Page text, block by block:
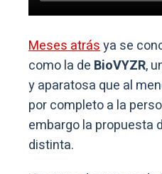
Meses atrásya se
como la de BioVYZR,
y aparatosa que al
por completo a la
embargo la propuesta
distinta.